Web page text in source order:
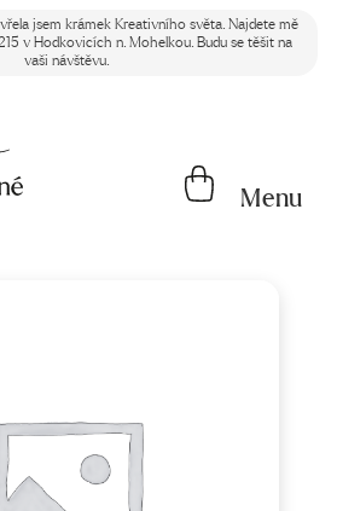
jsem krámek Kreativního světa. Najdete mě
v Hodkovicích n. Mohelkou. Budu se těšit na
vaši návštěvu.
Menu